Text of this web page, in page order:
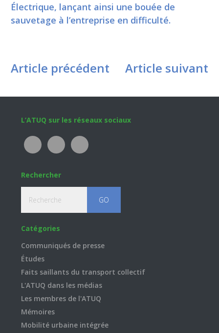
Électrique, lançant ainsi une bouée de
sauvetage à l’entreprise en difficulté.
Article précédent Article suivant
Footer
L’ATUQ sur les réseaux sociaux
Rechercher
Catégories
Communiqués de presse
Études
Faits saillants du transport collectif
L'ATUQ dans les médias
Les membres de l'ATUQ
Mémoires
Mobilité urbaine intégrée